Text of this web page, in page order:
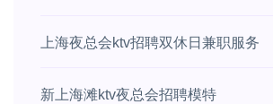
上海夜总会ktv招聘双休日兼职服务
新上海滩ktv夜总会招聘模特